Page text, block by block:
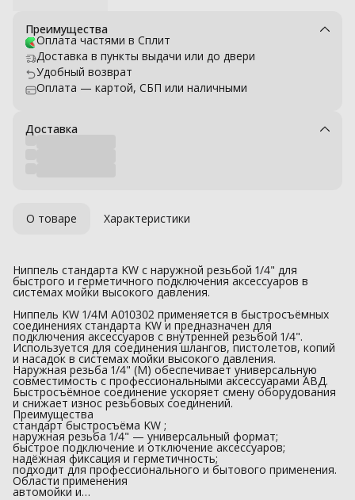
Преимущества
Оплата частями в Сплит
Доставка в пункты выдачи или до двери
Удобный возврат
Оплата — картой, СБП или наличными
Доставка
О товаре Характеристики
Ниппель стандарта KW с наружной резьбой 1/4" для
быстрого и герметичного подключения аксессуаров в
системах мойки высокого давления.
Ниппель KW 1/4M A010302 применяется в быстросъёмных
соединениях стандарта KW и предназначен для
подключения аксессуаров с внутренней резьбой 1/4".
Используется для соединения шлангов, пистолетов, копий
и насадок в системах мойки высокого давления.
Наружная резьба 1/4" (M) обеспечивает универсальную
совместимость с профессиональными аксессуарами АВД.
Быстросъёмное соединение ускоряет смену оборудования
и снижает износ резьбовых соединений.
Преимущества
стандарт быстросъёма KW ;
наружная резьба 1/4" — универсальный формат;
быстрое подключение и отключение аксессуаров;
надёжная фиксация и герметичность;
подходит для профессионального и бытового применения.
Области применения
автомойки и…